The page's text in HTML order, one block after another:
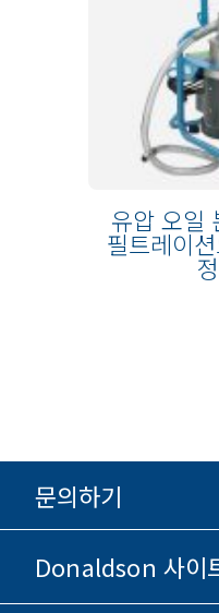
유압 오일
필트레이
문의하기
Donaldson 사이